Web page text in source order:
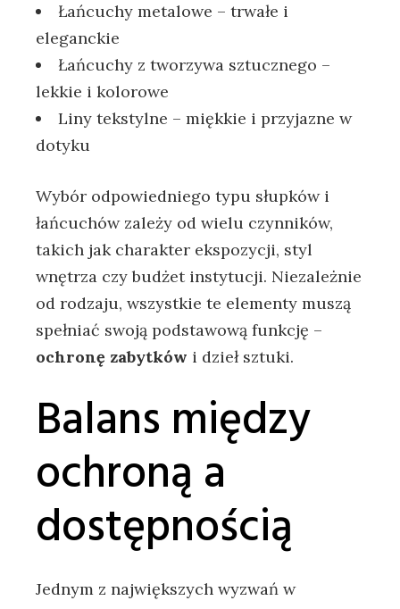
Łańcuchy metalowe – trwałe i
eleganckie
Łańcuchy z tworzywa sztucznego –
lekkie i kolorowe
Liny tekstylne – miękkie i przyjazne w
dotyku
Wybór odpowiedniego typu słupków i
łańcuchów zależy od wielu czynników,
takich jak charakter ekspozycji, styl
wnętrza czy budżet instytucji. Niezależnie
od rodzaju, wszystkie te elementy muszą
spełniać swoją podstawową funkcję –
ochronę zabytków i dzieł sztuki.
Balans między
ochroną a
dostępnością
Jednym z największych wyzwań w